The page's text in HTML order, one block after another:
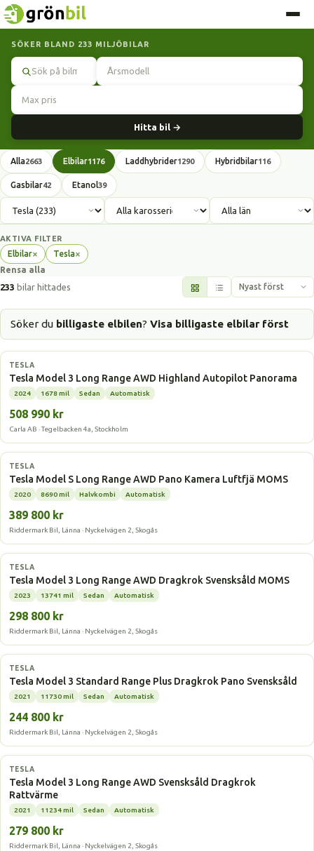
SÖKER BLAND 233 MILJÖBILAR
Hitta bil →
Alla2663 Elbilar1176 Laddhybrider1290 Hybridbilar116
Gasbilar42 Etanol39
AKTIVA FILTER
Elbilar×
Ta
bort
filter
Tesla×
Ta
filter
Rensa alla
233 bilar hittades
Söker du billigaste elbilen? Visa billigaste elbilar först
Elbil
TESLA
Tesla Model 3 Long Range AWD Highland Autopilot Panorama
2024 1678 mil Sedan Automatisk
508 990 kr
Carla AB · Tegelbacken 4a, Stockholm
Elbil
TESLA
Tesla Model S Long Range AWD Pano Kamera Luftfjä MOMS
2020 8690 mil Halvkombi Automatisk
389 800 kr
Riddermark Bil, Länna · Nyckelvägen 2, Skogås
Elbil
TESLA
Tesla Model 3 Long Range AWD Dragkrok Svensksåld MOMS
2023 13741 mil Sedan Automatisk
298 800 kr
Riddermark Bil, Länna · Nyckelvägen 2, Skogås
Elbil
TESLA
Tesla Model 3 Standard Range Plus Dragkrok Pano Svensksåld
2021 11730 mil Sedan Automatisk
244 800 kr
Riddermark Bil, Länna · Nyckelvägen 2, Skogås
Elbil
TESLA
Tesla Model 3 Long Range AWD Svensksåld Dragkrok
Rattvärme
2021 11234 mil Sedan Automatisk
279 800 kr
Riddermark Bil, Länna · Nyckelvägen 2, Skogås